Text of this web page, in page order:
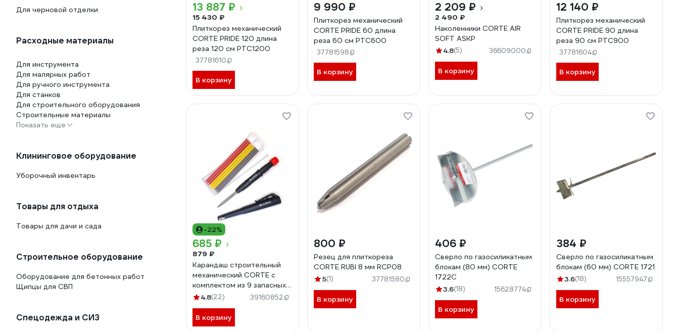
Для черновой отделки
Расходные материалы
Для инструмента
Для малярных работ
Для ручного инструмента
Для станков
Для строительного оборудования
Строительные материалы
Показать еще
Клининговое оборудование
Уборочный инвентарь
Товары для отдыха
Товары для дачи и сада
Строительное оборудование
Оборудование для бетонных работ
Щипцы для СВП
Спецодежда и СИЗ
13 887 ₽
15 430 ₽
Плиткорез механический
CORTE PRIDE 120 длина
реза 120 см PTC1200
37781610
В корзину
9 990 ₽
Плиткорез механический
CORTE PRIDE 60 длина
реза 60 см PTC600
37781598
В корзину
2 209 ₽
2 490 ₽
Наколенники CORTE AIR
SOFT ASKP
4.8(5) 36609000
В корзину
12 140 ₽
Плиткорез механический
CORTE PRIDE 90 длина
реза 90 см PTC900
37781604
В корзину
-22%
685 ₽
879 ₽
Карандаш строительный
механический CORTE с
комплектом из 9 запасных
стержней AUTO PENCIL SET
4.8(22) 39160852
В корзину
800 ₽
Резец для плиткореза
CORTE RUBI 8 мм RCP08
5(1) 37781580
В корзину
406 ₽
Сверло по газосиликатным
блокам (80 мм) CORTE
1722C
3.6(18) 15628774
В корзину
384 ₽
Сверло по газосиликатным
блокам (60 мм) CORTE 1721
3.6(18) 15557947
В корзину